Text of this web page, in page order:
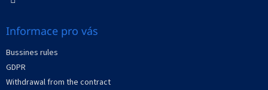
Informace pro vás
Bussines rules
GDPR
Withdrawal from the contract